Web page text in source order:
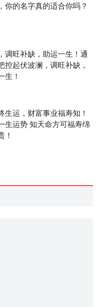
你的名字真的适合你吗？
调旺补缺，助运一生！通
控起伏波澜，调旺补缺，
生！
生运，财富事业福寿知！
生运势 知天命方可福寿绵
！